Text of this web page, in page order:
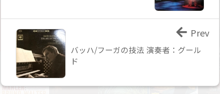
バッハ/フーガの技法 演奏者：グール
ド
Prev